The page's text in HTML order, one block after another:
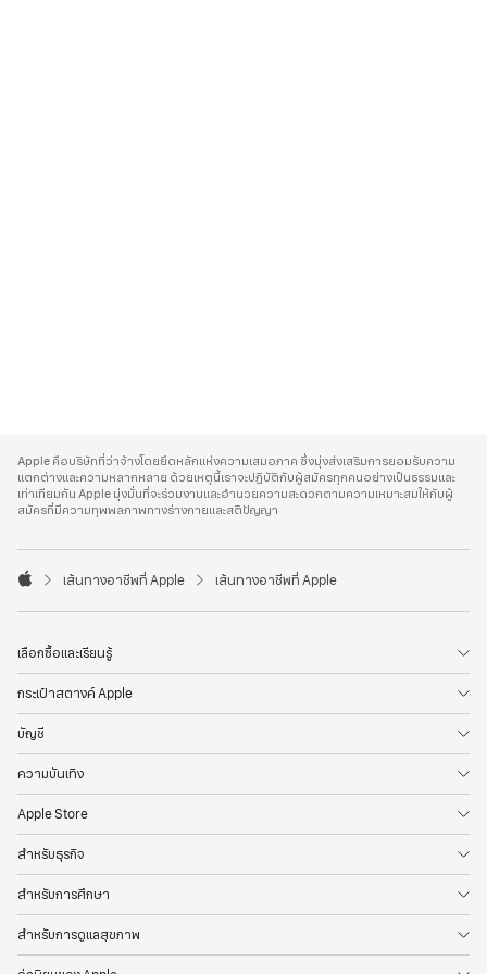
p
p
l
e
o
t
r
Apple คือบริษัทที่ว่าจ้างโดยยึดหลักแห่งความเสมอภาค ซึ่งมุ่งส่งเสริมการยอมรับความ
แตกต่างและความหลากหลาย ด้วยเหตุนี้เราจะปฏิบัติกับผู้สมัครทุกคนอย่างเป็นธรรมและ
เท่าเทียมกัน Apple มุ่งมั่นที่จะร่วมงานและอำนวยความสะดวกตามความเหมาะสมให้กับผู้
สมัครที่มีความทุพพลภาพทางร่างกายและสติปัญญา

p
l
เส้นทางอาชีพที่ Apple เส้นทางอาชีพที่ Apple
เลือกซื้อและเรียนรู้
กระเป๋าสตางค์ Apple
บัญชี
ความบันเทิง
Apple Store
สำหรับธุรกิจ
สำหรับการศึกษา
สำหรับการดูแลสุขภาพ